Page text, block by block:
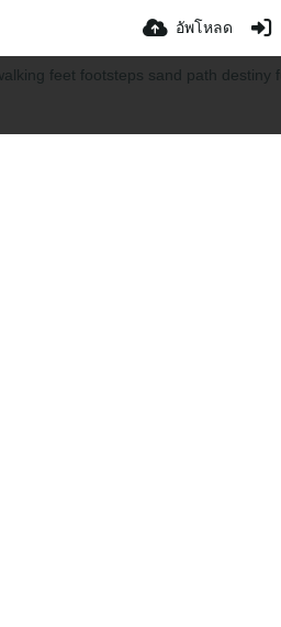
อัพโหลด